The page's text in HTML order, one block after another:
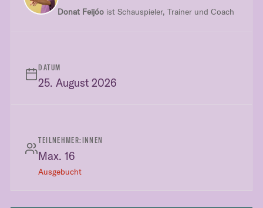
Donat Feijóoist Schauspieler, Trainer und Coach
DATUM
25. August 2026
TEILNEHMER:INNEN
Max. 16
Ausgebucht